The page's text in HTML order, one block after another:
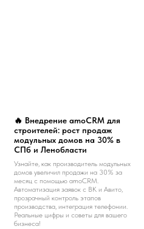
🔥 Внедрение amoCRM для
строителей: рост продаж
модульных домов на 30% в
СПб и Ленобласти
Узнайте, как производитель модульных
домов увеличил продажи на 30% за
месяц с помощью amoCRM.
Автоматизация заявок с ВК и Авито,
прозрачный контроль этапов
производства, интеграция телефонии.
Реальные цифры и советы для вашего
бизнеса!